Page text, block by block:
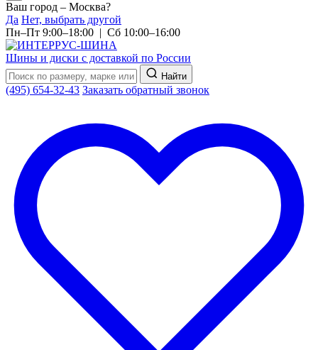
Ваш город – Москва?
Да Нет, выбрать другой
Пн–Пт 9:00–18:00 | Сб 10:00–16:00
Шины и диски с доставкой по России
Найти
(495) 654-32-43 Заказать обратный звонок